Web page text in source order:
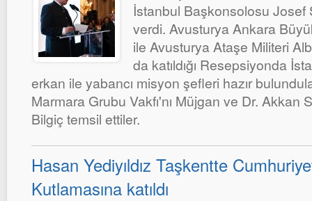
İstanbul Başkonsolosu
verdi. Avusturya Ankara
ile Avusturya Ataşe Militeri
da katıldığı Resepsiyonda
erkan ile yabancı misyon şefleri hazır
Marmara Grubu Vakfı'nı Müjgan ve Dr. Akkan
Bilgiç temsil ettiler.
Hasan Yediyıldız Taşkentte
Kutlamasına katıldı